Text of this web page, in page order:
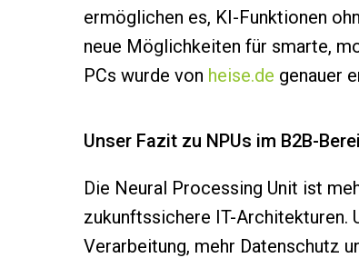
ermöglichen es, KI-Funktionen
neue Möglichkeiten für smarte,
PCs wurde von heise.de genauer
Unser Fazit zu NPUs im B2B-
Die Neural Processing Unit ist
zukunftssichere IT-Architekturen.
Verarbeitung, mehr Datenschutz